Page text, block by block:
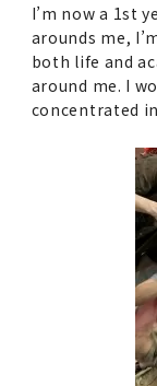
I’m now a 1st
arounds me,
both life and
around me. I
concentrated